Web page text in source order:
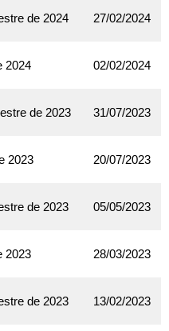
de 2024 27/02/2024
2024 02/02/2024
de 2023 31/07/2023
2023 20/07/2023
de 2023 05/05/2023
2023 28/03/2023
de 2023 13/02/2023